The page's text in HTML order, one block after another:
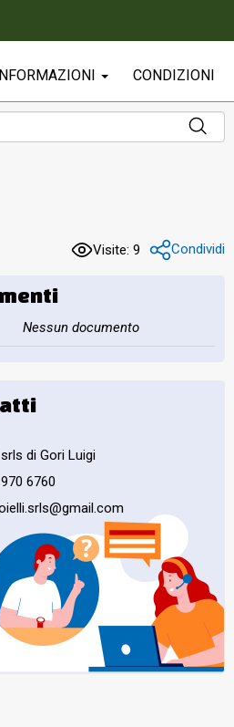
CONDIZIONI
Visite: 9 Condividi
Nessun documento
di Gori Luigi
6760